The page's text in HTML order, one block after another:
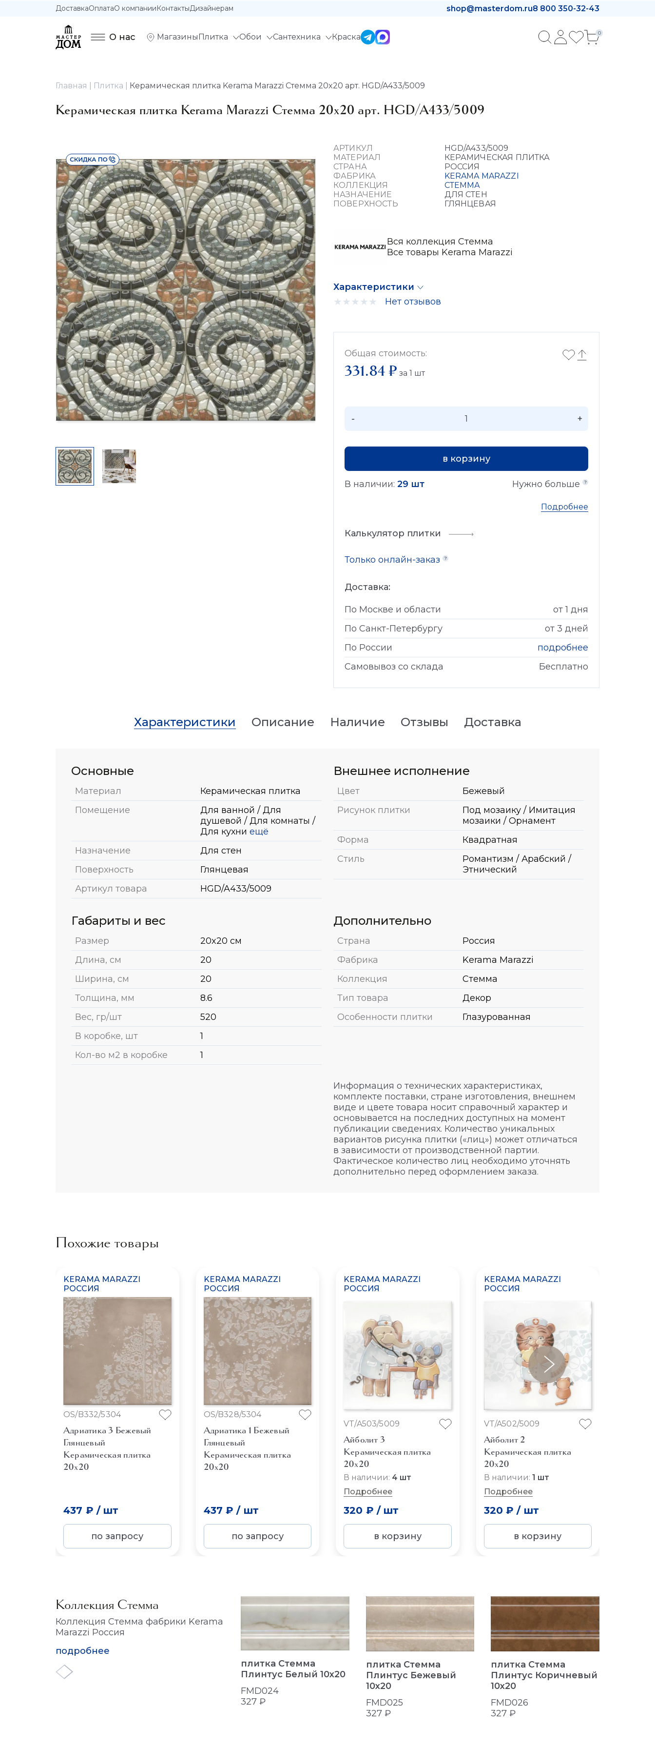
ДоставкаОплатаО компанииКонтактыДизайнерам shop@masterdom.ru8 800 350-32-43
О нас Магазины Плитка Обои Сантехника Краска 0
Главная Плитка Керамическая плитка Kerama Marazzi Стемма 20x20 арт. HGD/A433/5009
Керамическая плитка Kerama Marazzi Стемма 20x20 арт. HGD/A433/5009
АРТИКУЛ
HGD/A433/5009
МАТЕРИАЛ
КЕРАМИЧЕСКАЯ ПЛИТКА
СТРАНА
РОССИЯ
ФАБРИКА
KERAMA MARAZZI
КОЛЛЕКЦИЯ
СТЕММА
НАЗНАЧЕНИЕ
ДЛЯ СТЕН
ПОВЕРХНОСТЬ
ГЛЯНЦЕВАЯ
Вся коллекция Стемма
Все товары Kerama Marazzi
Характеристики
Нет отзывов
Общая стоимость:
331.84 ₽ за 1 шт
- +
в корзину
В наличии: 29 шт Нужно больше
Подробнее
Калькулятор плитки
Только онлайн-заказ
Доставка:
По Москве и области
от 1 дня
По Санкт-Петербургу
от 3 дней
По России
подробнее
Самовывоз со склада
Бесплатно
Характеристики Описание Наличие Отзывы Доставка
Основные
Материал
Керамическая плитка
Помещение
Для ванной / Для
душевой / Для комнаты /
Для кухни ещё
Назначение
Для стен
Поверхность
Глянцевая
Артикул товара
HGD/A433/5009
Внешнее исполнение
Цвет
Бежевый
Рисунок плитки
Под мозаику / Имитация
мозаики / Орнамент
Форма
Квадратная
Стиль
Романтизм / Арабский /
Этнический
Габариты и вес
Размер
20x20 см
Длина, см
20
Ширина, см
20
Толщина, мм
8.6
Вес, гр/шт
520
В коробке, шт
1
Кол-во м2 в коробке
1
Дополнительно
Страна
Россия
Фабрика
Kerama Marazzi
Коллекция
Стемма
Тип товара
Декор
Особенности плитки
Глазурованная
Информация о технических характеристиках,
комплекте поставки, стране изготовления, внешнем
виде и цвете товара носит справочный характер и
основывается на последних доступных на момент
публикации сведениях. Количество уникальных
вариантов рисунка плитки («лиц») может отличаться
в зависимости от производственной партии.
Фактическое количество лиц необходимо уточнять
дополнительно перед оформлением заказа.
Похожие товары
KERAMA MARAZZI
РОССИЯ
OS/B332/5304
Адриатика 3 Бежевый
Глянцевый
Керамическая плитка
20x20
437 ₽ / шт
по запросу
KERAMA MARAZZI
РОССИЯ
OS/B328/5304
Адриатика 1 Бежевый
Глянцевый
Керамическая плитка
20x20
437 ₽ / шт
по запросу
KERAMA MARAZZI
РОССИЯ
VT/A503/5009
Айболит 3
Керамическая плитка
20x20
В наличии: 4 шт
Подробнее
320 ₽ / шт
в корзину
KERAMA MARAZZI
РОССИЯ
VT/A502/5009
Айболит 2
Керамическая плитка
20x20
В наличии: 1 шт
Подробнее
320 ₽ / шт
в корзину
Коллекция Стемма
Коллекция Стемма фабрики Kerama
Marazzi Россия
подробнее
плитка Стемма
Плинтус Белый 10x20
FMD024
327 ₽
плитка Стемма
Плинтус Бежевый
10x20
FMD025
327 ₽
плитка Стемма
Плинтус Коричневый
10x20
FMD026
327 ₽